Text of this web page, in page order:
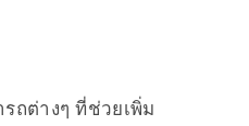
ถต่างๆ ที่ช่วยเพิ่ม